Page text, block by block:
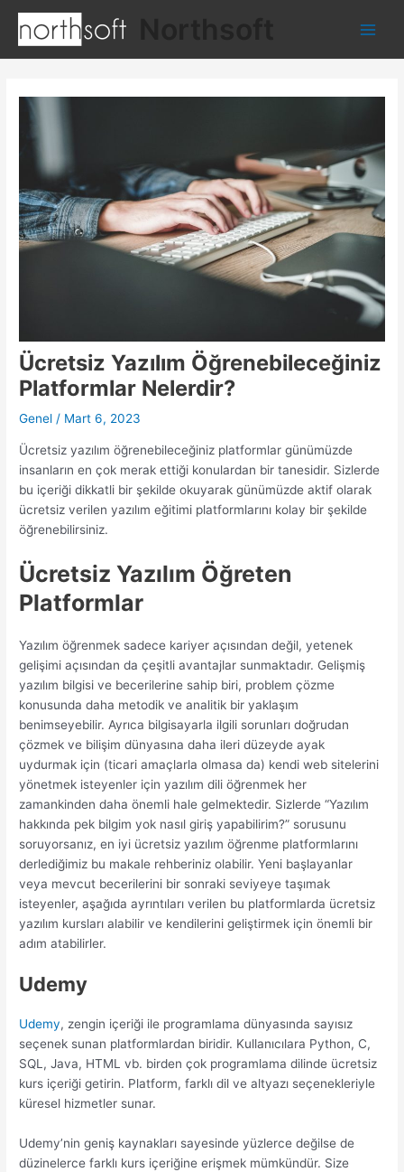
atla
Ücretsiz Yazılım Öğrenebileceğiniz
Platformlar Nelerdir?
Genel / Mart 6, 2023
Ücretsiz yazılım öğrenebileceğiniz platformlar günümüzde
insanların en çok merak ettiği konulardan bir tanesidir. Sizlerde
bu içeriği dikkatli bir şekilde okuyarak günümüzde aktif olarak
ücretsiz verilen yazılım eğitimi platformlarını kolay bir şekilde
öğrenebilirsiniz.
Ücretsiz Yazılım Öğreten
Platformlar
Yazılım öğrenmek sadece kariyer açısından değil, yetenek
gelişimi açısından da çeşitli avantajlar sunmaktadır. Gelişmiş
yazılım bilgisi ve becerilerine sahip biri, problem çözme
konusunda daha metodik ve analitik bir yaklaşım
benimseyebilir. Ayrıca bilgisayarla ilgili sorunları doğrudan
çözmek ve bilişim dünyasına daha ileri düzeyde ayak
uydurmak için (ticari amaçlarla olmasa da) kendi web sitelerini
yönetmek isteyenler için yazılım dili öğrenmek her
zamankinden daha önemli hale gelmektedir. Sizlerde “Yazılım
hakkında pek bilgim yok nasıl giriş yapabilirim?” sorusunu
soruyorsanız, en iyi ücretsiz yazılım öğrenme platformlarını
derlediğimiz bu makale rehberiniz olabilir. Yeni başlayanlar
veya mevcut becerilerini bir sonraki seviyeye taşımak
isteyenler, aşağıda ayrıntıları verilen bu platformlarda ücretsiz
yazılım kursları alabilir ve kendilerini geliştirmek için önemli bir
adım atabilirler.
Udemy
Udemy, zengin içeriği ile programlama dünyasında sayısız
seçenek sunan platformlardan biridir. Kullanıcılara Python, C,
SQL, Java, HTML vb. birden çok programlama dilinde ücretsiz
kurs içeriği getirin. Platform, farklı dil ve altyazı seçenekleriyle
küresel hizmetler sunar.
Udemy’nin geniş kaynakları sayesinde yüzlerce değilse de
düzinelerce farklı kurs içeriğine erişmek mümkündür. Size